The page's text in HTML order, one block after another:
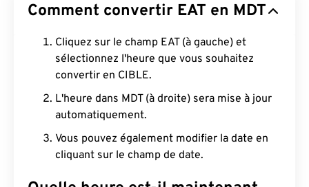
Comment convertir EAT en MDT
Cliquez sur le champ EAT (à gauche) et
sélectionnez l'heure que vous souhaitez
convertir en CIBLE.
L'heure dans MDT (à droite) sera mise à jour
automatiquement.
Vous pouvez également modifier la date en
cliquant sur le champ de date.